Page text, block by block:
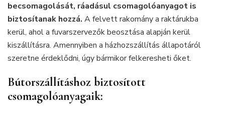
becsomagolását, ráadásul csomagolóanyagot is
biztosítanak hozzá. A felvett rakomány a raktárukba
kerül, ahol a fuvarszervezők beosztása alapján kerül
kiszállításra. Amennyiben a házhozszállítás állapotáról
szeretne érdeklődni, úgy bármikor felkeresheti őket.
Bútorszállításhoz biztosított
csomagolóanyagaik: